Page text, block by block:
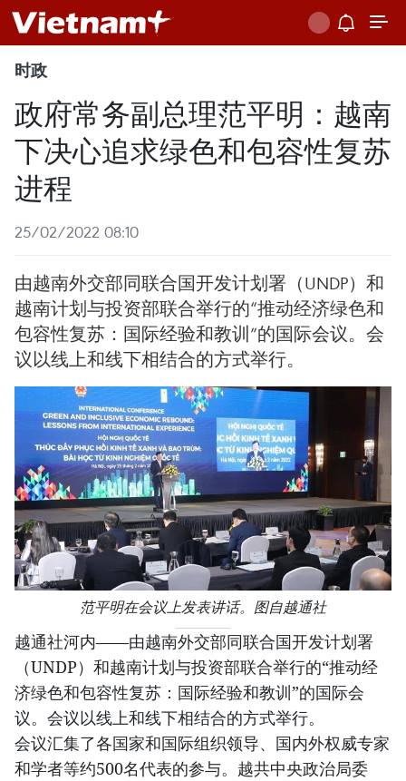
时政
政府常务副总理范平明：越南
下决心追求绿色和包容性复苏
进程
25/02/2022 08:10
由越南外交部同联合国开发计划署（UNDP）和
越南计划与投资部联合举行的“推动经济绿色和
包容性复苏：国际经验和教训”的国际会议。会
议以线上和线下相结合的方式举行。
范平明在会议上发表讲话。图自越通社
越通社河内——由越南外交部同联合国开发计划署
（UNDP）和越南计划与投资部联合举行的“推动经
济绿色和包容性复苏：国际经验和教训”的国际会
议。会议以线上和线下相结合的方式举行。
会议汇集了各国家和国际组织领导、国内外权威专家
和学者等约500名代表的参与。越共中央政治局委